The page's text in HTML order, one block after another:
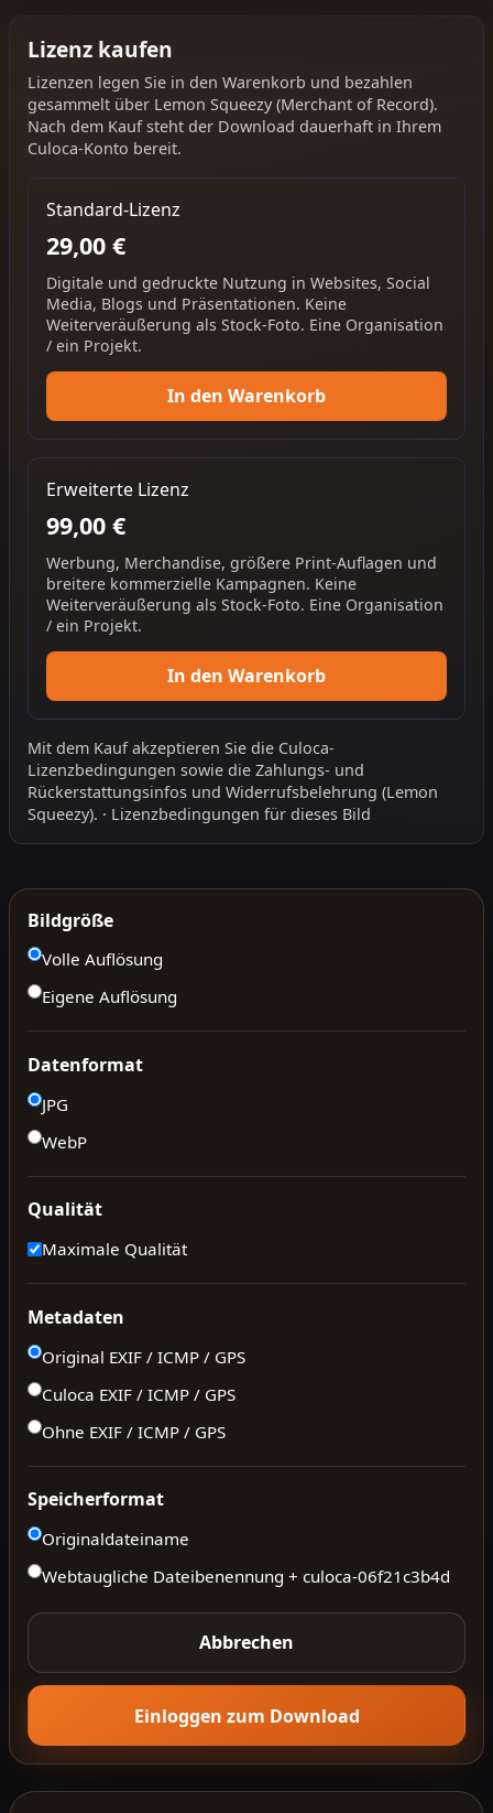
Lizenz kaufen
Lizenzen legen Sie in den Warenkorb und bezahlen
gesammelt über Lemon Squeezy (Merchant of Record).
Nach dem Kauf steht der Download dauerhaft in Ihrem
Culoca-Konto bereit.
Standard-Lizenz
29,00 €
Digitale und gedruckte Nutzung in Websites, Social
Media, Blogs und Präsentationen. Keine
Weiterveräußerung als Stock-Foto. Eine Organisation
/ ein Projekt.
In den Warenkorb
Erweiterte Lizenz
99,00 €
Werbung, Merchandise, größere Print-Auflagen und
breitere kommerzielle Kampagnen. Keine
Weiterveräußerung als Stock-Foto. Eine Organisation
/ ein Projekt.
In den Warenkorb
Mit dem Kauf akzeptieren Sie die Culoca-
Lizenzbedingungen sowie die Zahlungs- und
Rückerstattungsinfos und Widerrufsbelehrung (Lemon
Squeezy). · Lizenzbedingungen für dieses Bild
Bildgröße
Volle Auflösung
Eigene Auflösung
Datenformat
JPG
WebP
Qualität
Maximale Qualität
Metadaten
Original EXIF / ICMP / GPS
Culoca EXIF / ICMP / GPS
Ohne EXIF / ICMP / GPS
Speicherformat
Originaldateiname
Webtaugliche Dateibenennung + culoca-06f21c3b4d
Abbrechen
Einloggen zum Download